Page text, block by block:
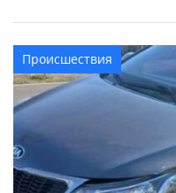
Кировоградской
информации, 58-
автомобиля ВАЗ-2112
Шевченко, совершила
который переезжал
велосипеде. […]
Происшествия